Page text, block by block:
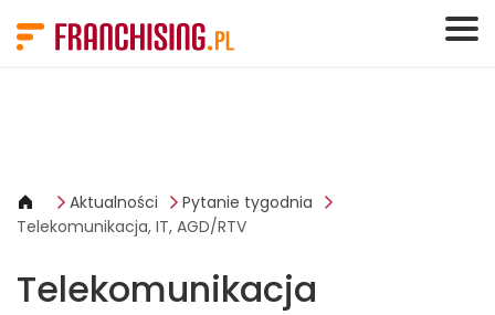
Aktualności
Pytanie tygodnia
Telekomunikacja, IT, AGD/RTV
Telekomunikacja